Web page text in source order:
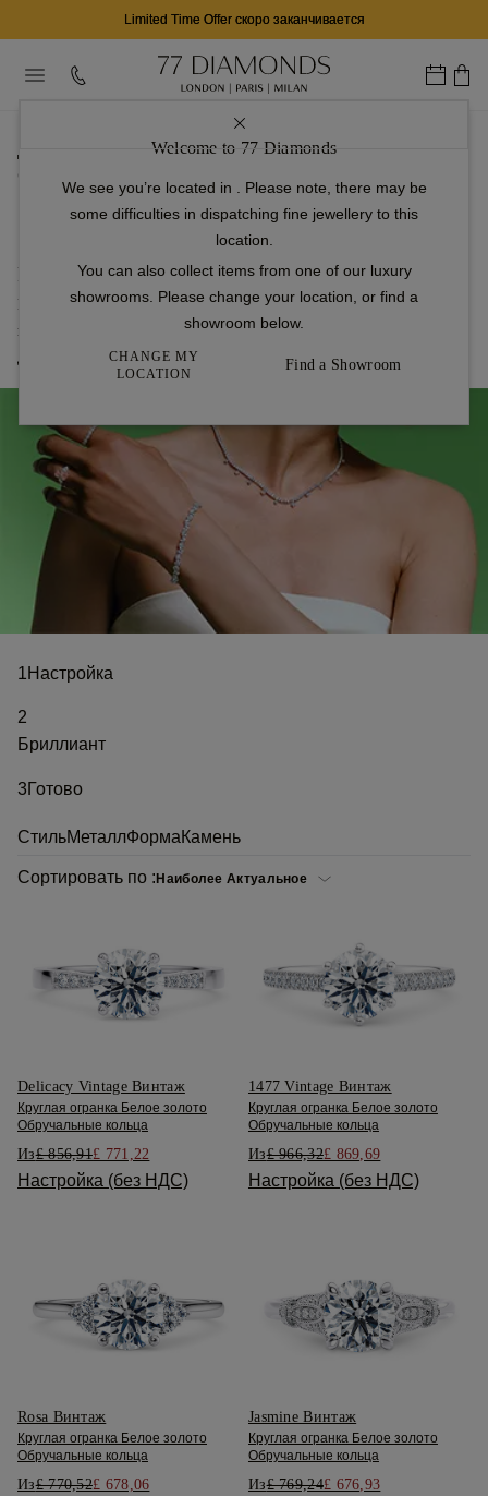
Limited Time Offer скоро заканчивается
Welcome to 77 Diamonds
We see you’re located in
. Please note, there may be
some difficulties in dispatching fine jewellery to this
location.
You can also collect items from one of our luxury
showrooms. Please change your location, or find a
showroom below.
CHANGE MY
LOCATION
Find a Showroom
домашняя страница
Round Cut Vintage Engagement Rings
Round Cut Vintage Engagement Rings
Классика вечна. Круглые винтажные помолвочные кольца сочетают
в себе традиционный блеск круглого бриллианта и сложную
детализацию старинного дизайна.
1Настройка
2
Бриллиант
3Готово
СтильМеталлФормаКамень
Сортировать по :
Delicacy Vintage Винтаж
Круглая огранка Белое золото
Обручальные кольца
Из£ 856,91£ 771,22
Настройка (без НДС)
1477 Vintage Винтаж
Круглая огранка Белое золото
Обручальные кольца
Из£ 966,32£ 869,69
Настройка (без НДС)
Rosa Винтаж
Круглая огранка Белое золото
Обручальные кольца
Из£ 770,52£ 678,06
Jasmine Винтаж
Круглая огранка Белое золото
Обручальные кольца
Из£ 769,24£ 676,93